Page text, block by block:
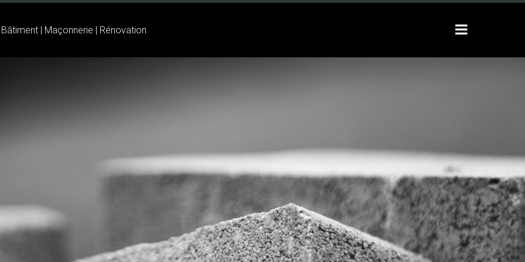
| Maçonnerie | Rénovation
Toggle